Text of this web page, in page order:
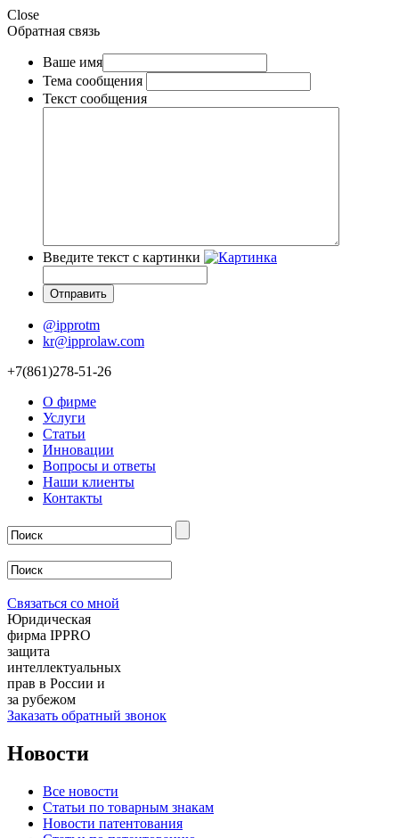
Close
Обратная связь
Ваше имя
Тема сообщения
Текст сообщения
Введите текст с картинки
@ipprotm
kr@ipprolaw.com
+7(861)278-51-26
О фирме
Услуги
Статьи
Инновации
Вопросы и ответы
Наши клиенты
Контакты
Связаться со мной
Юридическая
фирма IPPRO
защита
интеллектуальных
прав в России и
за рубежом
Заказать обратный звонок
Новости
Все новости
Статьи по товарным знакам
Новости патентования